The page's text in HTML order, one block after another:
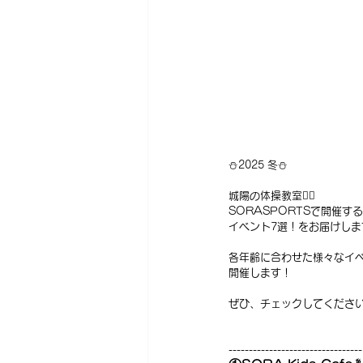
⛄2025 冬⛄
城陽の体操教室🤸‍♀️
SORASPORTSで開催する
イベント7選！をお届けしま
各年齢に合わせた様々なイ
開催します！
ぜひ、チェックしてくださ
---------------------------------